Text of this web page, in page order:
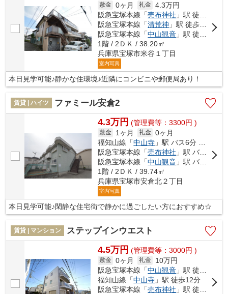
敷金 0ヶ月 礼金 4.3万円
阪急宝塚本線「売布神社 」駅 徒歩9分
阪急宝塚本線「清荒神 」駅 徒歩11分
阪急宝塚本線「中山観音 」駅 徒歩21分
1階 / 2ＤＫ / 38.20㎡
兵庫県宝塚市米谷１丁目
室内写真
本日見学可能♪静かな住環境♪近隣にコンビニや郵便局あり！
賃貸 | ハイツ ファミール安倉2
4.3万円 (管理費等：3300円 )
敷金 1ヶ月 礼金 0ヶ月
福知山線「中山寺 」駅 バス6分 「宝塚営業所前」 停歩7分
阪急宝塚本線「売布神社 」駅 バス15分 「宝塚営業所前」 停歩7分
阪急宝塚本線「中山観音 」駅 バス5分 「宝塚営業所前」 停歩7分
1階 / 2ＤＫ / 39.74㎡
兵庫県宝塚市安倉北２丁目
室内写真
本日見学可能♪閑静な住宅街で静かに過ごしたい方におすすめ☆
賃貸 | マンション ステップインウエスト
4.5万円 (管理費等：3000円 )
敷金 0ヶ月 礼金
10万円
阪急宝塚本線「中山観音 」駅 徒歩12分
福知山線「中山寺 」駅 徒歩12分
阪急宝塚本線「売布神社 」駅 徒歩12分